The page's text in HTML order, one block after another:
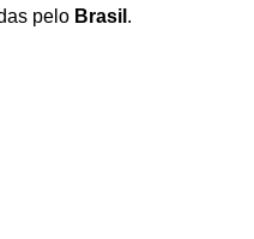
pelo Brasil .